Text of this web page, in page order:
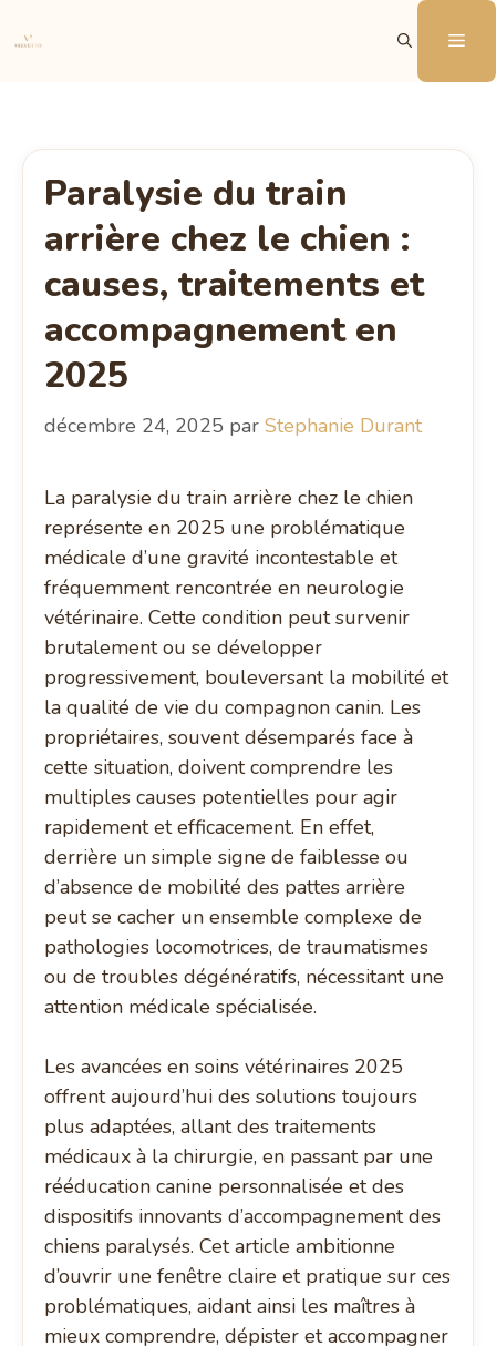
au
Paralysie du train
arrière chez le chien :
causes, traitements et
accompagnement en
2025
décembre 24, 2025 parStephanie Durant
La paralysie du train arrière chez le chien
représente en 2025 une problématique
médicale d’une gravité incontestable et
fréquemment rencontrée en neurologie
vétérinaire. Cette condition peut survenir
brutalement ou se développer
progressivement, bouleversant la mobilité et
la qualité de vie du compagnon canin. Les
propriétaires, souvent désemparés face à
cette situation, doivent comprendre les
multiples causes potentielles pour agir
rapidement et efficacement. En effet,
derrière un simple signe de faiblesse ou
d’absence de mobilité des pattes arrière
peut se cacher un ensemble complexe de
pathologies locomotrices, de traumatismes
ou de troubles dégénératifs, nécessitant une
attention médicale spécialisée.
Les avancées en soins vétérinaires 2025
offrent aujourd’hui des solutions toujours
plus adaptées, allant des traitements
médicaux à la chirurgie, en passant par une
rééducation canine personnalisée et des
dispositifs innovants d’accompagnement des
chiens paralysés. Cet article ambitionne
d’ouvrir une fenêtre claire et pratique sur ces
problématiques, aidant ainsi les maîtres à
mieux comprendre, dépister et accompagner